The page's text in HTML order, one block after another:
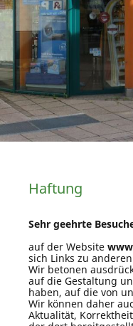
Haftung
Sehr geehrte
auf der Website
sich Links zu
Wir betonen
auf die Gestaltung
haben, auf die von
Wir können daher
Aktualität,